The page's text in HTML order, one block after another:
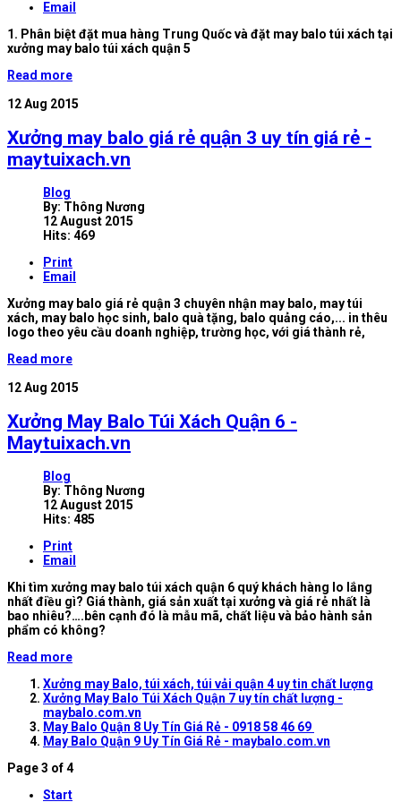
Email
1. Phân biệt đặt mua hàng Trung Quốc và đặt may balo túi xách tại
xưởng may balo túi xách quận 5
Read more
12Aug 2015
Xưởng may balo giá rẻ quận 3 uy tín giá rẻ -
maytuixach.vn
Blog
By: Thông Nương
12 August 2015
Hits: 469
Print
Email
Xưởng may balo giá rẻ quận 3 chuyên nhận may balo, may túi
xách, may balo học sinh, balo quà tặng, balo quảng cáo,... in thêu
logo theo yêu cầu doanh nghiệp, trường học, với giá thành rẻ,
Read more
12Aug 2015
Xưởng May Balo Túi Xách Quận 6 -
Maytuixach.vn
Blog
By: Thông Nương
12 August 2015
Hits: 485
Print
Email
Khi tìm xưởng may balo túi xách quận 6 quý khách hàng lo lắng
nhất điều gì? Giá thành, giá sản xuất tại xưởng và giá rẻ nhất là
bao nhiêu?….bên cạnh đó là mẫu mã, chất liệu và bảo hành sản
phẩm có không?
Read more
Xưởng may Balo, túi xách, túi vải quận 4 uy tin chất lượng
Xưởng May Balo Túi Xách Quận 7 uy tín chất lượng -
maybalo.com.vn
May Balo Quận 8 Uy Tín Giá Rẻ - 0918 58 46 69
May Balo Quận 9 Uy Tín Giá Rẻ - maybalo.com.vn
Page 3 of 4
Start